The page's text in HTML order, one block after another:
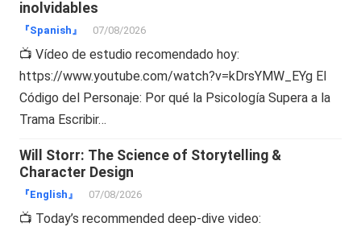
inolvidables
『Spanish』 07/08/2026
📺 Vídeo de estudio recomendado hoy:
https://www.youtube.com/watch?v=kDrsYMW_EYg El
Código del Personaje: Por qué la Psicología Supera a la
Trama Escribir…
Will Storr: The Science of Storytelling &
Character Design
『English』 07/08/2026
📺 Today’s recommended deep-dive video: